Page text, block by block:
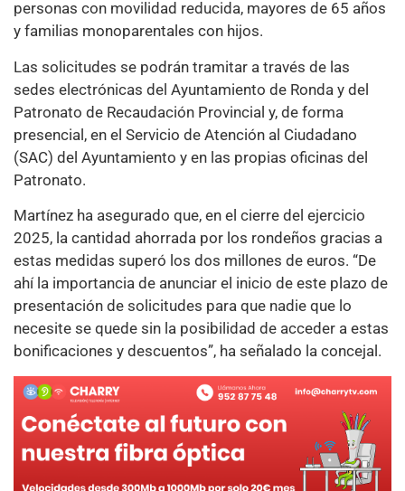
personas con movilidad reducida, mayores de 65 años
y familias monoparentales con hijos.
Las solicitudes se podrán tramitar a través de las
sedes electrónicas del Ayuntamiento de Ronda y del
Patronato de Recaudación Provincial y, de forma
presencial, en el Servicio de Atención al Ciudadano
(SAC) del Ayuntamiento y en las propias oficinas del
Patronato.
Martínez ha asegurado que, en el cierre del ejercicio
2025, la cantidad ahorrada por los rondeños gracias a
estas medidas superó los dos millones de euros. “De
ahí la importancia de anunciar el inicio de este plazo de
presentación de solicitudes para que nadie que lo
necesite se quede sin la posibilidad de acceder a estas
bonificaciones y descuentos”, ha señalado la concejal.